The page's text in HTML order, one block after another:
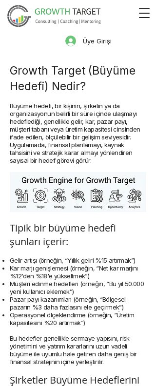
Üye Girişi
Growth Target (Büyüme
Hedefi) Nedir?
​Büyüme hedefi, bir kişinin, şirketin ya da
organizasyonun belirli bir süre içinde ulaşmayı
hedeflediği, genellikle gelir, kar, pazar payı,
müşteri tabanı veya üretim kapasitesi cinsinden
ifade edilen, ölçülebilir bir gelişim seviyesidir.
Uygulamada, finansal planlamayı, kaynak
tahsisini ve stratejik karar almayı yönlendiren
sayısal bir hedef görevi görür.
Tipik bir büyüme hedefi
şunları içerir:
Gelir artışı (örneğin, “Yıllık geliri %15 artırmak”)
Kar marjı genişlemesi (örneğin, “Net kar marjını
%12'den %18'e yükseltmek”)
Müşteri edinme hedefleri (örneğin, “Bu yıl 50.000
yeni kullanıcı eklemek”)
Pazar payı kazanımları (örneğin, “Bölgesel
pazarın %3 daha fazlasını ele geçirmek”)
Operasyonel ölçeklendirme (örneğin, “Üretim
kapasitesini %20 artırmak”)
Bu hedefler genellikle sermaye yapısını, risk
yönetimini ve yatırım kararlarını uzun vadeli
büyüme ile uyumlu hale getiren daha geniş bir
finansal stratejinin içine yerleştirilir.
Şirketler Büyüme Hedeflerini